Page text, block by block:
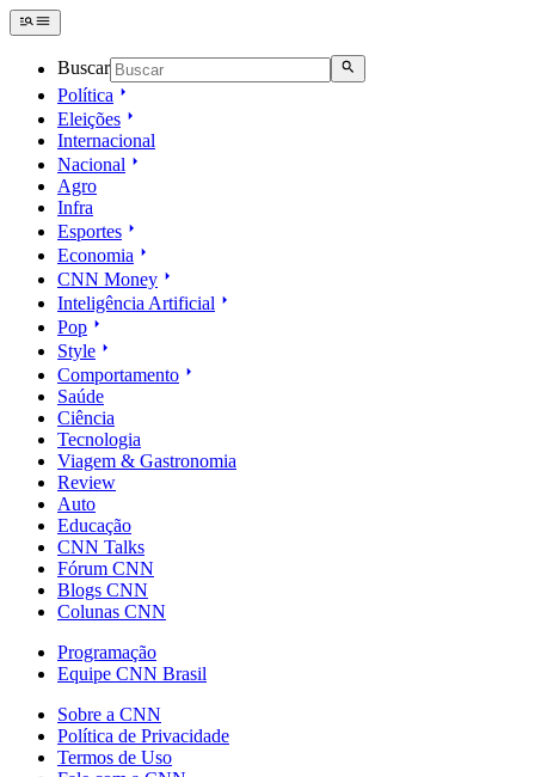
Buscar
Política
Eleições
Internacional
Nacional
Agro
Infra
Esportes
Economia
CNN Money
Inteligência Artificial
Pop
Style
Comportamento
Saúde
Ciência
Tecnologia
Viagem & Gastronomia
Review
Auto
Educação
CNN Talks
Fórum CNN
Blogs CNN
Colunas CNN
Programação
Equipe CNN Brasil
Sobre a CNN
Política de Privacidade
Termos de Uso